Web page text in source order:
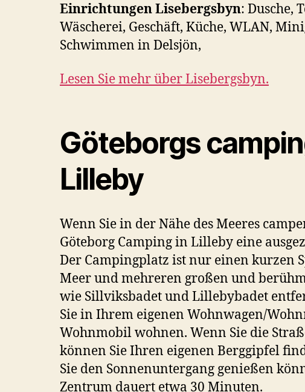
Einrichtungen Lisebergsbyn: Dusche,
Wäscherei, Geschäft, Küche, WLAN,
Schwimmen in Delsjön,
Lesen Sie mehr über Lisebergsbyn.
Göteborgs
Lilleby
Wenn Sie in der Nähe des Meeres
Göteborg Camping in Lilleby eine
Der Campingplatz ist nur einen kurzen
Meer und mehreren großen und
wie Sillviksbadet und Lillebybadet
Sie in Ihrem eigenen Wohnwagen/
Wohnmobil wohnen. Wenn Sie die
können Sie Ihren eigenen Berggipfel
Sie den Sonnenuntergang genießen
Zentrum dauert etwa 30 Minuten.